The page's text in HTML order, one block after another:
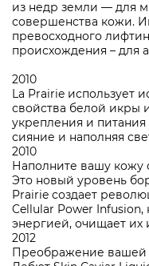
из недр земли — для
совершенства кожи.
превосходного
происхождения – для
2010
La Prairie использует
свойства белой икры
укрепления и
сияние и наполняя
2010
Наполните вашу кожу
Это новый уровень
Prairie создает
Cellular Power Infusion,
энергией, очищает их
2012
Преображение вашей